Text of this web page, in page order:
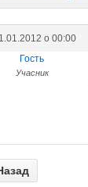
о 00:00
Гость
Учасник